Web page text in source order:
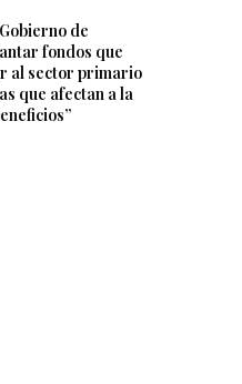
de
fondos que
al sector primario
que afectan a la